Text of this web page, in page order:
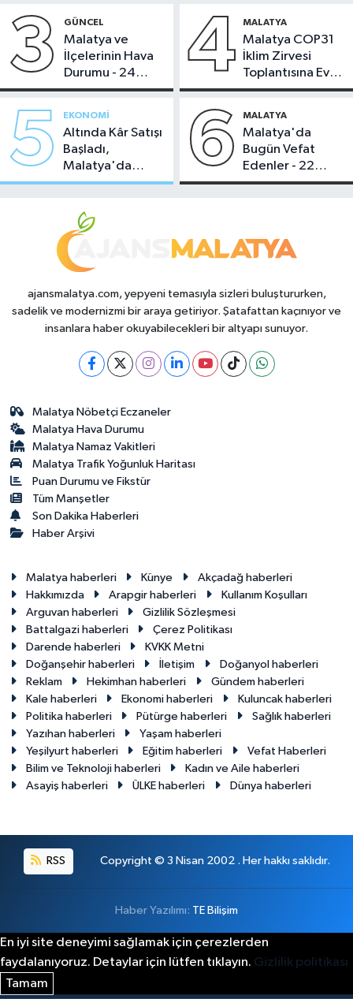
3 GÜNCEL
Malatya ve
İlçelerinin Hava
Durumu - 24
Temmuz 2026
4 MALATYA
Malatya COP31
İklim Zirvesi
Toplantısına Ev
Sahipliği Yaptı
5 EKONOMI
Altında Kâr Satışı
Başladı,
Malatya'da
Makas Ne
6 MALATYA
Malatya'da
Bugün Vefat
Edenler - 22
Temmuz 2026
ajansmalatya.com, yepyeni temasıyla sizleri buluştururken,
sadelik ve modernizmi bir araya getiriyor. Şatafattan kaçınıyor ve
insanlara haber okuyabilecekleri bir altyapı sunuyor.
Malatya Nöbetçi Eczaneler
Malatya Hava Durumu
Malatya Namaz Vakitleri
Malatya Trafik Yoğunluk Haritası
Puan Durumu ve Fikstür
Tüm Manşetler
Son Dakika Haberleri
Haber Arşivi
Malatya haberleri Künye
Akçadağ haberleri
Hakkımızda
Arapgir haberleri
Kullanım Koşulları
Arguvan haberleri
Gizlilik Sözleşmesi
Battalgazi haberleri
Çerez Politikası
Darende haberleri
KVKK Metni
Doğanşehir haberleri
İletişim
Doğanyol haberleri
Reklam
Hekimhan haberleri
Gündem haberleri
Kale haberleri
Ekonomi haberleri
Kuluncak haberleri
Politika haberleri
Pütürge haberleri
Sağlık haberleri
Yazıhan haberleri
Yaşam haberleri
Yeşilyurt haberleri
Eğitim haberleri
Vefat Haberleri
Bilim ve Teknoloji haberleri
Kadın ve Aile haberleri
Asayiş haberleri
ÜLKE haberleri Dünya haberleri
RSS Copyright © 3 Nisan 2002 . Her hakkı saklıdır.
Haber Yazılımı: TE Bilişim
En iyi site deneyimi sağlamak için çerezlerden
faydalanıyoruz. Detaylar için lütfen tıklayın. Gizlilik politikası
Tamam